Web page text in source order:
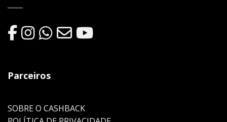
Parceiros
SOBRE O CASHBACK